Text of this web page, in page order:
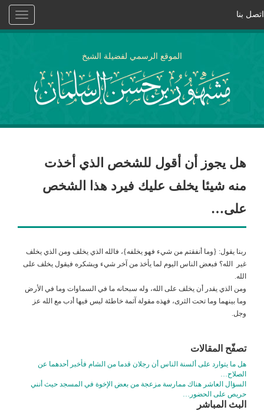
Toggle
اتصل بنا
الموقع الرسمي لفضيلة الشيخ
هل يجوز أن أقول للشخص الذي أخذت
منه شيئا يخلف عليك فيرد هذا الشخص
على…
ربنا يقول: {وما أنفقتم من شيء فهو يخلفه}، فالله الذي يخلف ومن الذي يخلف
غير الله؟ فبعض الناس اليوم لما يأخذ من آخر شيء ويشكره فيقول يخلف على
الله.
ومن الذي يقدر أن يخلف على الله، وله سبحانه ما في السماوات وما في الأرض
وما بينهما وما تحت الثرى، فهذه مقولة آثمة خاطئة ليس فيها أدب مع الله عز
وجل.
تصفّح المقالات
هل ما يتوارد على ألسنة الناس أن رجلان قدما من الشام فأخبر أحدهما عن
الصلاح…
السؤال العاشر هناك ممارسة مزعجة من بعض الإخوة في المسجد حيث أنني
حريص على الحضور…
البث المباشر